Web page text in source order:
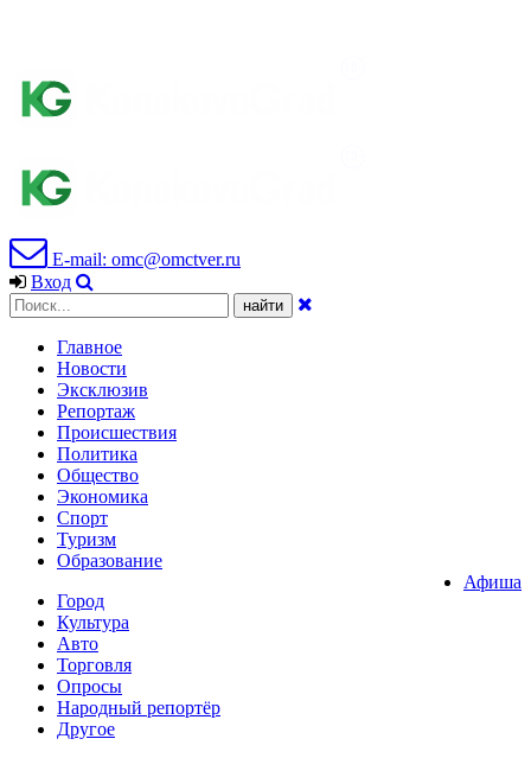
E-mail: omc@omctver.ru
Вход
Главное
Новости
Эксклюзив
Репортаж
Происшествия
Политика
Общество
Экономика
Спорт
Туризм
Образование
Афиша
Город
Культура
Авто
Торговля
Опросы
Народный репортёр
Другое